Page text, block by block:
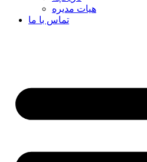
هیات مدیره
تماس با ما